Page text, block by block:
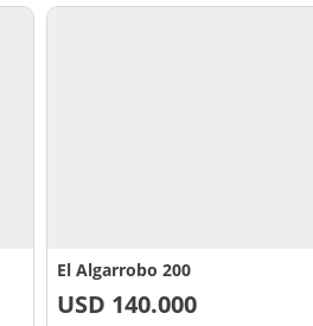
El Algarrobo 200
USD 140.000